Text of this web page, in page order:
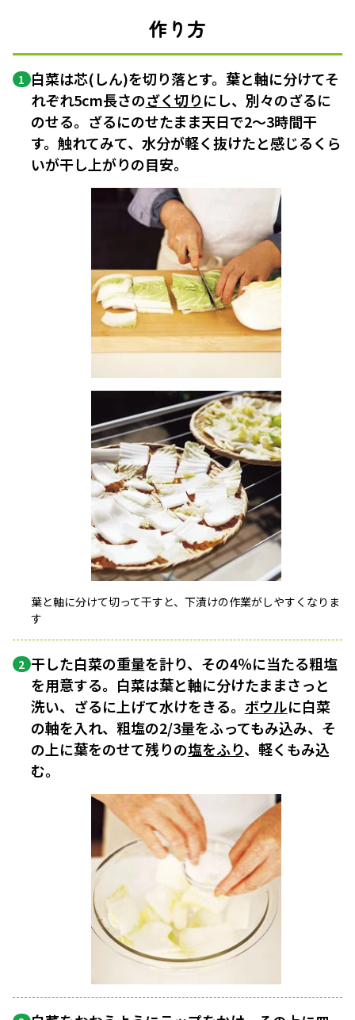
作り方
1 白菜は芯(しん)を切り落とす。葉と軸に分けてそ
れぞれ5cm長さのざく切りにし、別々のざるに
のせる。ざるにのせたまま天日で2～3時間干
す。触れてみて、水分が軽く抜けたと感じるくら
いが干し上がりの目安。
葉と軸に分けて切って干すと、下漬けの作業がしやすくなりま
す
2 干した白菜の重量を計り、その4％に当たる粗塩
を用意する。白菜は葉と軸に分けたままさっと
洗い、ざるに上げて水けをきる。 ボウルに白菜
の軸を入れ、粗塩の2/3量をふってもみ込み、そ
の上に葉をのせて残りの塩をふり、軽くもみ込
む。